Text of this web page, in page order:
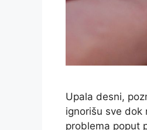
Upala desni,
ignorišu sve dok
problema poput